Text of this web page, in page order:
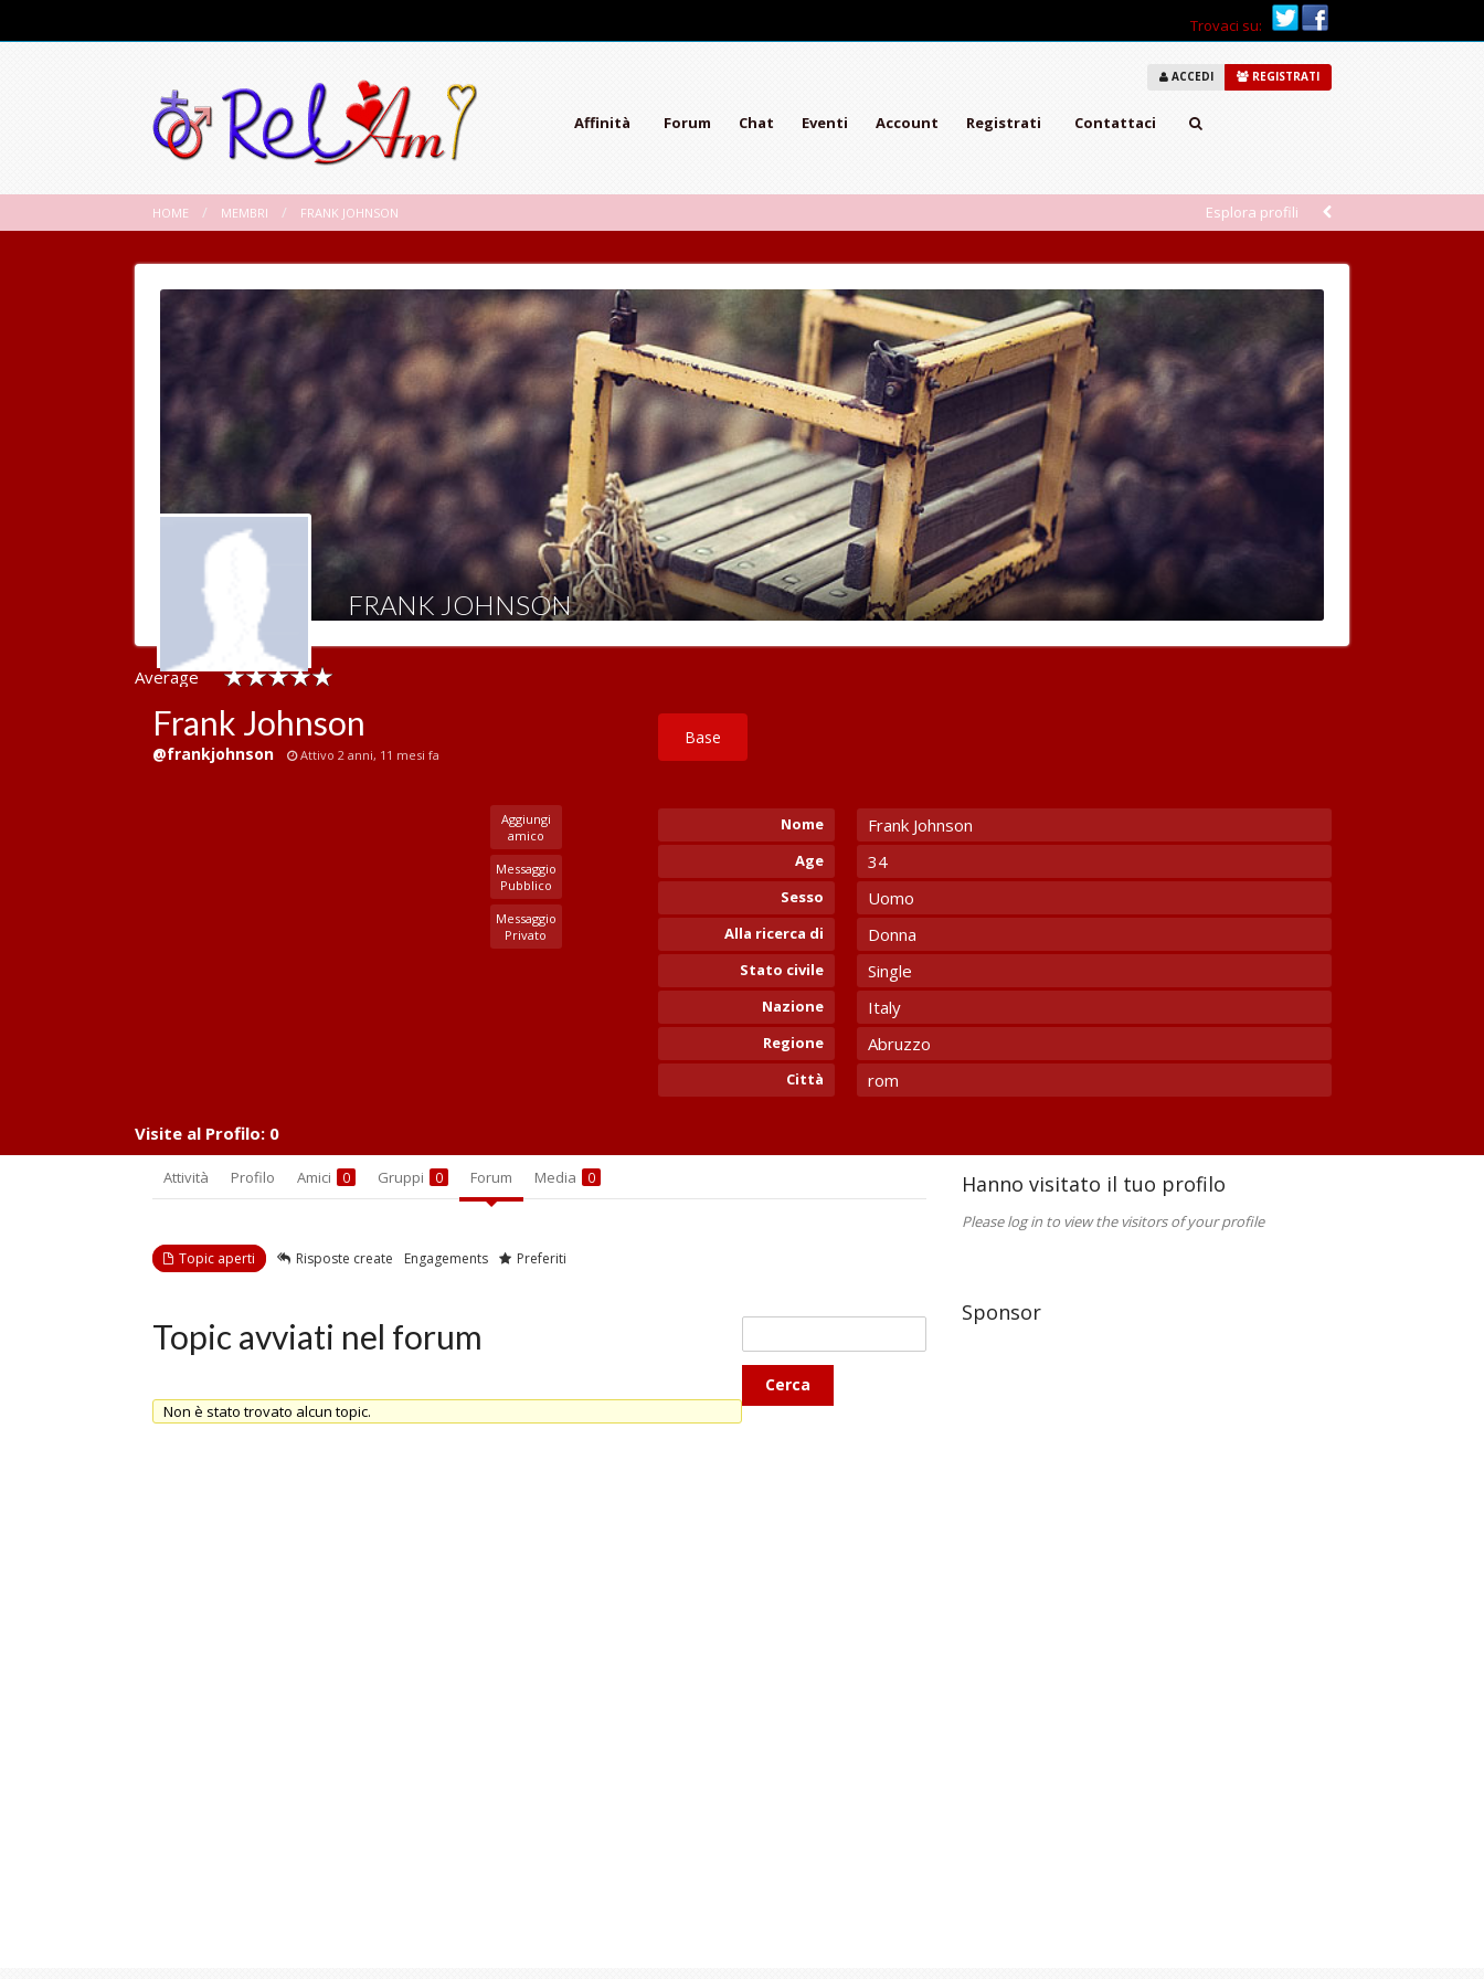
Trovaci su:
ACCEDI REGISTRATI
Affinità Forum Chat Eventi Account Registrati Contattaci
HOME MEMBRI FRANK JOHNSON Esplora profili
FRANK JOHNSON
Average
Frank Johnson
@frankjohnson Attivo 2 anni, 11 mesi fa
Aggiungi
amico
Messaggio
Pubblico
Messaggio
Privato
Base
Nome Frank Johnson
Age 34
Sesso Uomo
Alla ricerca di Donna
Stato civile Single
Nazione Italy
Regione Abruzzo
Città rom
Visite al Profilo: 0
Attività Profilo Amici 0 Gruppi 0 Forum Media 0
Topic aperti Risposte create Engagements Preferiti
topic:
Topic avviati nel forum
Non è stato trovato alcun topic.
Hanno visitato il tuo profilo
Please log in to view the visitors of your profile
Sponsor